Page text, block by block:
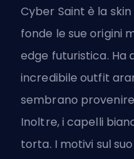
Cyber Saint è la
fonde le sue origini
edge futuristica. Ha
incredibile outfit
sembrano
Inoltre, i capelli
torta. I motivi sul